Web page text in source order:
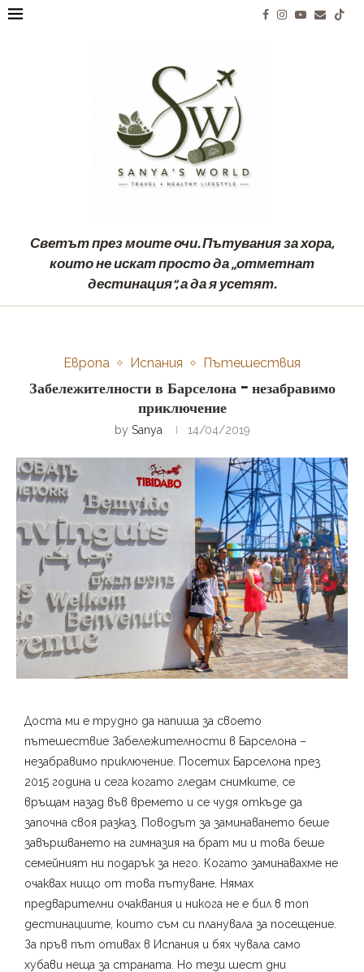
Светът през моите очи. Пътувания за хора,
които не искат просто да „отметнат
дестинация“, а да я усетят.
Европа Испания Пътешествия
Забележителности в Барселона – незабравимо
приключение
by Sanya 14/04/2019
Доста ми е трудно да напиша за своето
пътешествие Забележителности в Барселона –
незабравимо приключение. Посетих Барселона през
2015 година и сега когато гледам снимките, се
връщам назад във времето и се чудя откъде да
започна своя разказ. Поводът за заминаването беше
завършването на гимназия на брат ми и това беше
семейният ни подарък за него. Когато заминавахме не
очаквах нищо от това пътуване. Нямах
предварителни очаквания и никога не е бил в топ
дестинациите, които съм си планувала за посещение.
За пръв път отивах в Испания и бях чувала само
хубави неща за страната. Но тези шест дни